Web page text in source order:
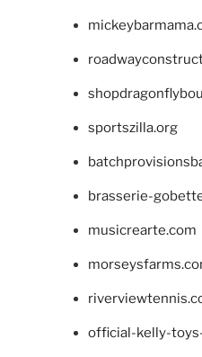
sportszilla.org
brasserie-
musicrearte.com
official-kelly-